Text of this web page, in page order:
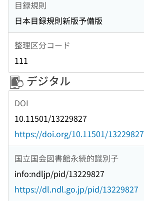
目録規則
日本目録規則新版予備版
整理区分コード
111
デジタル
DOI
10.11501/13229827
https://doi.org/10.11501/13229827
国立国会図書館永続的識別子
info:ndljp/pid/13229827
https://dl.ndl.go.jp/pid/13229827